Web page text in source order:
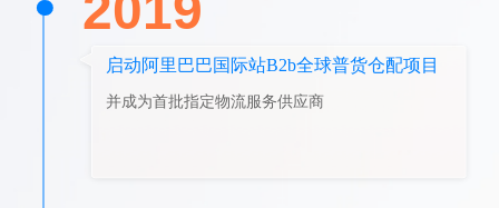
启动阿里巴巴国际站B2b全球普货仓配项目
并成为首批指定物流服务供应商